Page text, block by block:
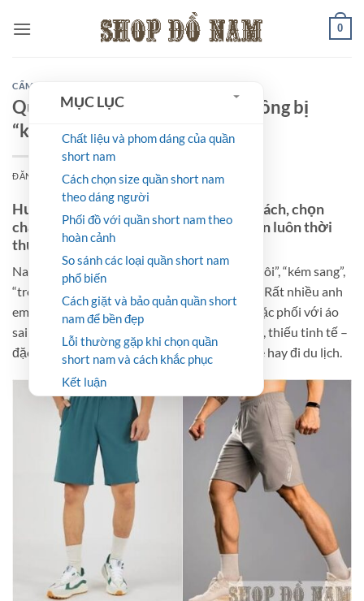
qua
0
CẨM NANG
Quần short nam mặc sao để không bị
“kém sang”?
ĐĂNG VÀO25/10/2025BỞISHOPDONAM
MỤC LỤC
Chất liệu và phom dáng của quần
short nam
Cách chọn size quần short nam
theo dáng người
Phối đồ với quần short nam theo
hoàn cảnh
So sánh các loại quần short nam
phổ biến
Cách giặt và bảo quản quần short
nam để bền đẹp
Lỗi thường gặp khi chọn quần
short nam và cách khắc phục
Kết luận
Hướng dẫn mặc quần short nam đúng cách, chọn
chất liệu – phom dáng – phối đồ giúp bạn luôn thời
thượng và lịch lãm.
Nam giới mặc quần short nhưng bị chê “lôi thôi”, “kém sang”,
“trông như đồ ngủ” không phải chuyện hiếm. Rất nhiều anh
em chọn sai chất liệu, mặc short quá ngắn hoặc phối với áo
sai tông khiến tổng thể outfit trở nên lộn xộn, thiếu tinh tế –
đặc biệt trong các buổi hẹn hò, gặp gỡ bạn bè hay đi du lịch.